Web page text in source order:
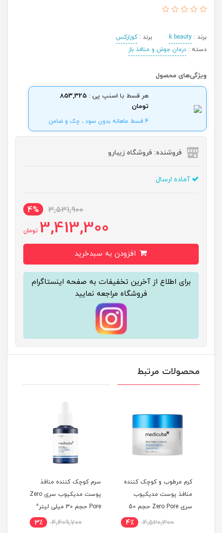
برند : k beauty برند :کوزارکس
دسته : درمان جوش و منافذ باز
ویژگی‌های محصول
هر قسط با اسنپ پی : 853,325
تومان
4 قسط ماهانه بدون سود ، چک و ضامن .
فروشنده: فروشگاه زیبارو
آماده ارسال
3,531,900
4%
3,413,300 تومان
برای اطلاع از آخرین تخفیفات به صفحه اینستاگرام
فروشگاه مراجعه نمایید
محصولات مرتبط
کرم مرطوب و کوچک کننده
منافذ پوست مدیکیوب
سری Zero Pore حجم 50
میلی لیتر^4,520,300 4٪
سرم کوچک کننده منافذ
پوست مدیکیوب سری Zero
Pore حجم 30 میلی لیتر^
4,409,700 3٪